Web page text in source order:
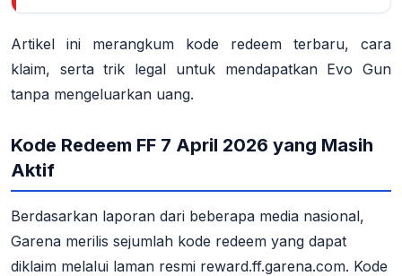
Artikel ini merangkum kode redeem terbaru, cara
klaim, serta trik legal untuk mendapatkan Evo Gun
tanpa mengeluarkan uang.
Kode Redeem FF 7 April 2026 yang Masih
Aktif
Berdasarkan laporan dari beberapa media nasional,
Garena merilis sejumlah kode redeem yang dapat
diklaim melalui laman resmi reward.ff.garena.com. Kode